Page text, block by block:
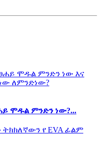
ሞዱል ምንድን ነው?...